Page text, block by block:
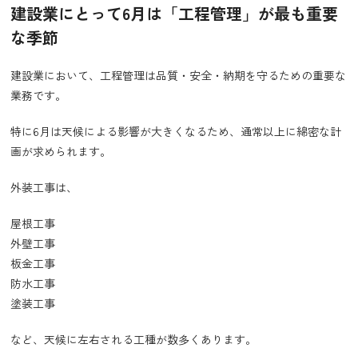
建設業にとって6月は「工程管理」が最も重要
な季節
建設業において、工程管理は品質・安全・納期を守るための重要な
業務です。
特に6月は天候による影響が大きくなるため、通常以上に綿密な計
画が求められます。
外装工事は、
屋根工事
外壁工事
板金工事
防水工事
塗装工事
など、天候に左右される工種が数多くあります。